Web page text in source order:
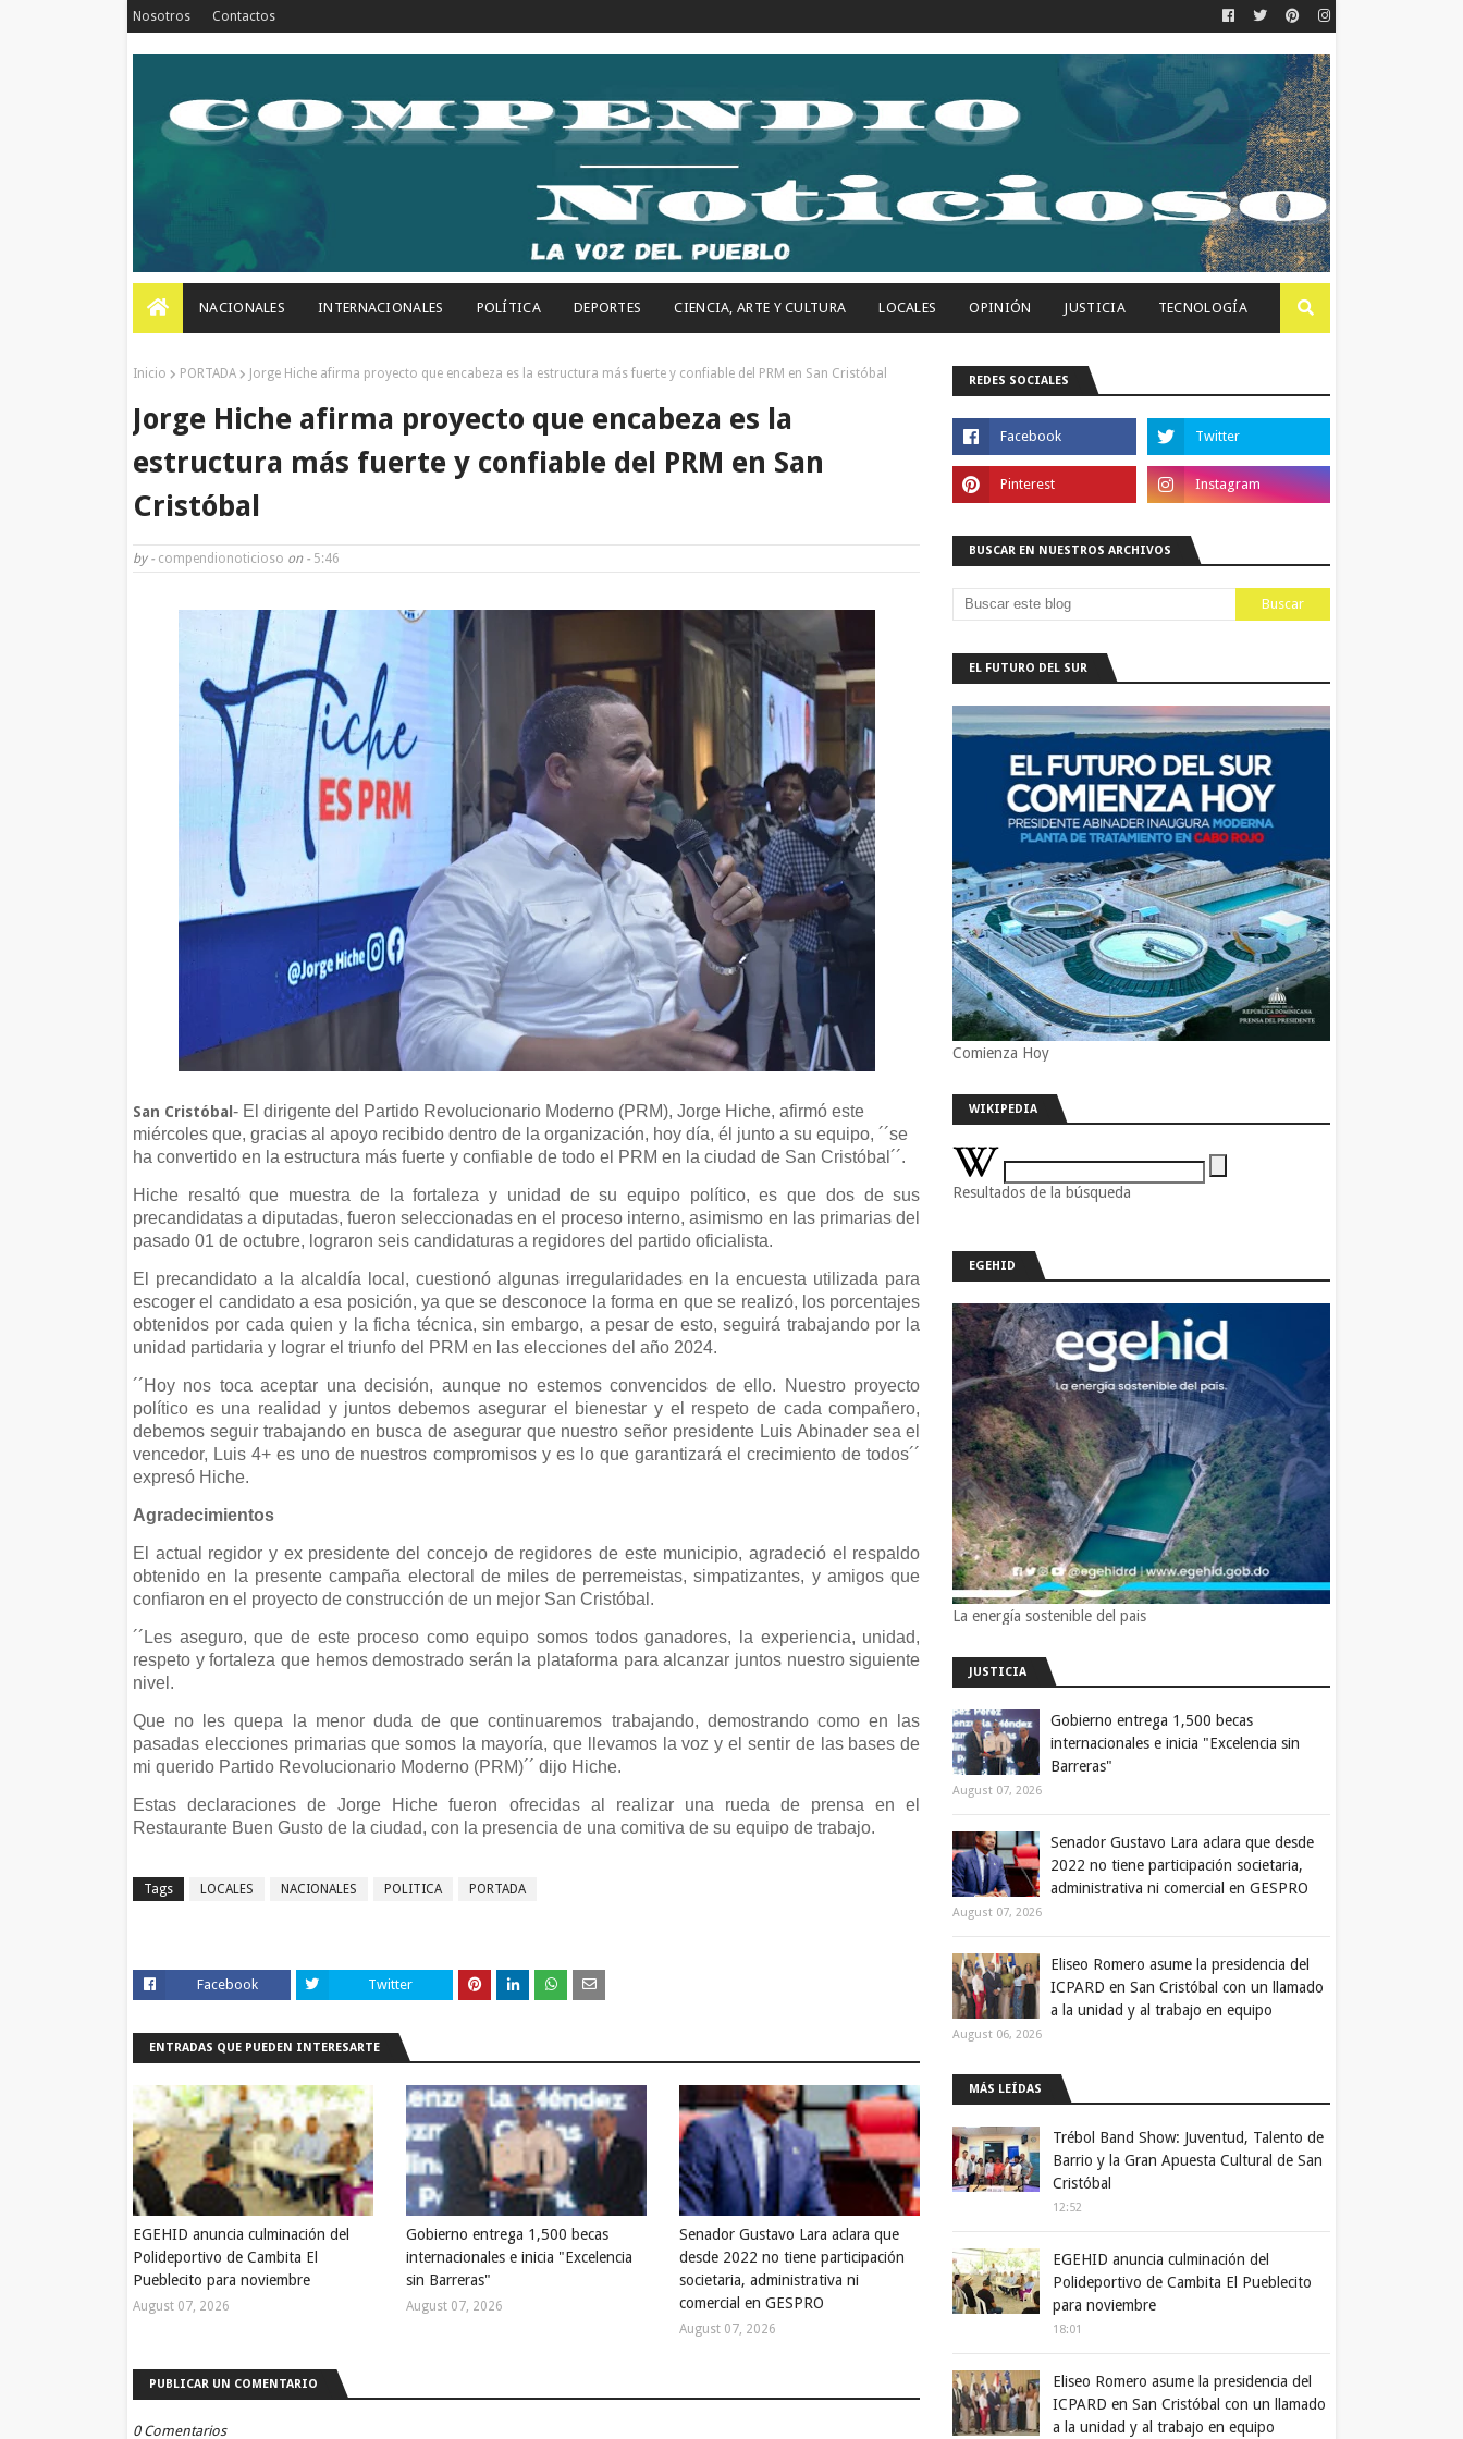
Nosotros Contactos
NACIONALES INTERNACIONALES POLÍTICA DEPORTES CIENCIA, ARTE Y CULTURA LOCALES OPINIÓN JUSTICIA TECNOLOGÍA
Inicio PORTADA Jorge Hiche afirma proyecto que encabeza es la estructura más fuerte y confiable del PRM en San Cristóbal
Jorge Hiche afirma proyecto que encabeza es la
estructura más fuerte y confiable del PRM en San
Cristóbal
by - compendionoticioso on - 5:46
San Cristóbal - El dirigente del Partido Revolucionario Moderno (PRM), Jorge Hiche, afirmó este
miércoles que, gracias al apoyo recibido dentro de la organización, hoy día, él junto a su equipo, ´´se
ha convertido en la estructura más fuerte y confiable de todo el PRM en la ciudad de San Cristóbal´´.
Hiche resaltó que muestra de la fortaleza y unidad de su equipo político, es que dos de sus
precandidatas a diputadas, fueron seleccionadas en el proceso interno, asimismo en las primarias del
pasado 01 de octubre, lograron seis candidaturas a regidores del partido oficialista.
El precandidato a la alcaldía local, cuestionó algunas irregularidades en la encuesta utilizada para
escoger el candidato a esa posición, ya que se desconoce la forma en que se realizó, los porcentajes
obtenidos por cada quien y la ficha técnica, sin embargo, a pesar de esto, seguirá trabajando por la
unidad partidaria y lograr el triunfo del PRM en las elecciones del año 2024.
´´Hoy nos toca aceptar una decisión, aunque no estemos convencidos de ello. Nuestro proyecto
político es una realidad y juntos debemos asegurar el bienestar y el respeto de cada compañero,
debemos seguir trabajando en busca de asegurar que nuestro señor presidente Luis Abinader sea el
vencedor, Luis 4+ es uno de nuestros compromisos y es lo que garantizará el crecimiento de todos´´
expresó Hiche.
Agradecimientos
El actual regidor y ex presidente del concejo de regidores de este municipio, agradeció el respaldo
obtenido en la presente campaña electoral de miles de perremeistas, simpatizantes, y amigos que
confiaron en el proyecto de construcción de un mejor San Cristóbal.
´´Les aseguro, que de este proceso como equipo somos todos ganadores, la experiencia, unidad,
respeto y fortaleza que hemos demostrado serán la plataforma para alcanzar juntos nuestro siguiente
nivel.
Que no les quepa la menor duda de que continuaremos trabajando, demostrando como en las
pasadas elecciones primarias que somos la mayoría, que llevamos la voz y el sentir de las bases de
mi querido Partido Revolucionario Moderno (PRM)´´ dijo Hiche.
Estas declaraciones de Jorge Hiche fueron ofrecidas al realizar una rueda de prensa en el
Restaurante Buen Gusto de la ciudad, con la presencia de una comitiva de su equipo de trabajo.
Tags LOCALES NACIONALES POLITICA PORTADA
Facebook Twitter
ENTRADAS QUE PUEDEN INTERESARTE
EGEHID anuncia culminación del
Polideportivo de Cambita El
Pueblecito para noviembre
August 07, 2026
Gobierno entrega 1,500 becas
internacionales e inicia "Excelencia
sin Barreras"
August 07, 2026
Senador Gustavo Lara aclara que
desde 2022 no tiene participación
societaria, administrativa ni
comercial en GESPRO
August 07, 2026
PUBLICAR UN COMENTARIO
0 Comentarios
REDES SOCIALES
BUSCAR EN NUESTROS ARCHIVOS
EL FUTURO DEL SUR
Comienza Hoy
WIKIPEDIA
Resultados de la búsqueda
EGEHID
La energía sostenible del pais
JUSTICIA
Gobierno entrega 1,500 becas
internacionales e inicia "Excelencia sin
Barreras"
August 07, 2026
Senador Gustavo Lara aclara que desde
2022 no tiene participación societaria,
administrativa ni comercial en GESPRO
August 07, 2026
Eliseo Romero asume la presidencia del
ICPARD en San Cristóbal con un llamado
a la unidad y al trabajo en equipo
August 06, 2026
MÁS LEÍDAS
Trébol Band Show: Juventud, Talento de
Barrio y la Gran Apuesta Cultural de San
Cristóbal
12:52
EGEHID anuncia culminación del
Polideportivo de Cambita El Pueblecito
para noviembre
18:01
Eliseo Romero asume la presidencia del
ICPARD en San Cristóbal con un llamado
a la unidad y al trabajo en equipo